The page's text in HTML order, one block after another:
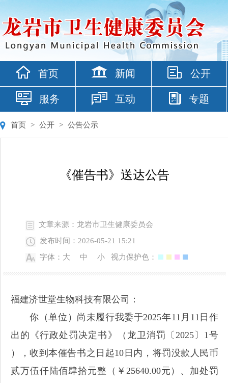
首页 新闻 公开
服务 互动 专题
首页 > 公开 > 公告公示
《催告书》送达公告
文章来源：龙岩市卫生健康委员会
发布时间：2026-05-21 15:21
字体： 大 中 小 视力保护色：
福建济世堂生物科技有限公司：
你（单位）尚未履行我委于2025年11月11日作
出的《行政处罚决定书》（龙卫消罚〔2025〕1号
），收到本催告书之日起10日内，将罚没款人民币
贰万伍仟陆佰肆拾元整（￥25640.00元）、加处罚